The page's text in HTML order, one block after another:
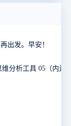
出发。早安！
维分析工具 05（内送